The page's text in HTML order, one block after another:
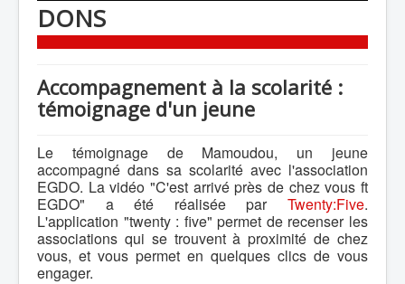
DONS
Accompagnement à la scolarité :
témoignage d'un jeune
Le témoignage de Mamoudou, un jeune
accompagné dans sa scolarité avec l'association
EGDO. La vidéo "C'est arrivé près de chez vous ft
EGDO" a été réalisée par Twenty:Five.
L'application "twenty : five" permet de recenser les
associations qui se trouvent à proximité de chez
vous, et vous permet en quelques clics de vous
engager.